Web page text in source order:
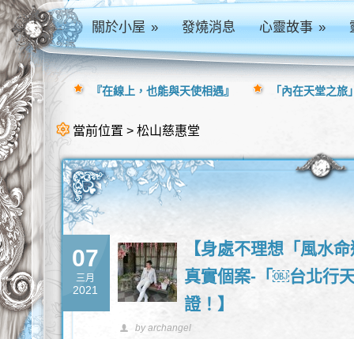
關於小屋» 發燒消息 心靈故事»
當前位置 > 松山慈惠堂
07
三月
2021
【身處不理想「風水
真實個案-「￼台北行
證！】
by archangel
『在線上，也能與天使相遇』 「內在天堂之